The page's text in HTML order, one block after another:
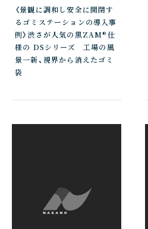
〈景観に調和し安全に開閉す
るゴミステーションの導入事
例〉渋さが人気の黒ZAM®仕
様の DSシリーズ 工場の風
景一新、視界から消えたゴミ
袋